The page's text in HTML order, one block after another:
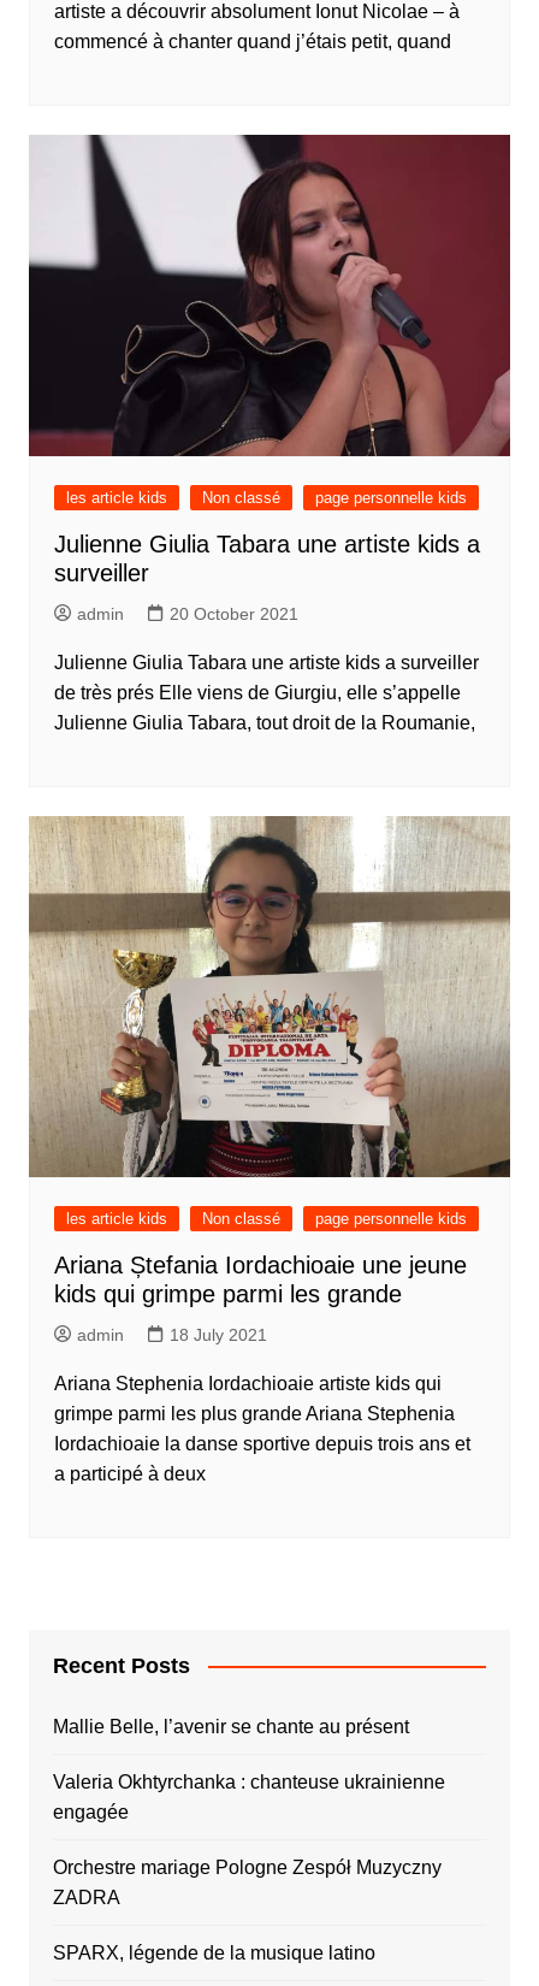
artiste a découvrir absolument Ionut Nicolae – à
commencé à chanter quand j’étais petit, quand
les article kids Non classé page personnelle kids
Julienne Giulia Tabara une artiste kids a
surveiller
admin 20 October 2021
Julienne Giulia Tabara une artiste kids a surveiller
de très prés Elle viens de Giurgiu, elle s’appelle
Julienne Giulia Tabara, tout droit de la Roumanie,
les article kids Non classé page personnelle kids
Ariana Ștefania Iordachioaie une jeune
kids qui grimpe parmi les grande
admin 18 July 2021
Ariana Stephenia Iordachioaie artiste kids qui
grimpe parmi les plus grande Ariana Stephenia
Iordachioaie la danse sportive depuis trois ans et
a participé à deux
Recent Posts
Mallie Belle, l’avenir se chante au présent
Valeria Okhtyrchanka : chanteuse ukrainienne
engagée
Orchestre mariage Pologne Zespół Muzyczny
ZADRA
SPARX, légende de la musique latino